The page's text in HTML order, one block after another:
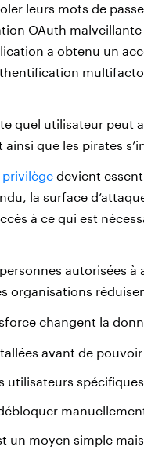
leurs mots de
OAuth
a obtenu un
quel utilisateur peut
ainsi que les pirates
devient
la surface
à ce qui est
autorisées
organisations
changent la
avant de
utilisateurs spécifiques
moyen simple